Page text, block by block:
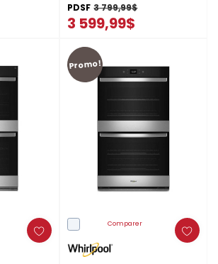
PDSF 3 799,99$
3 599,99$
Promo!
Comparer